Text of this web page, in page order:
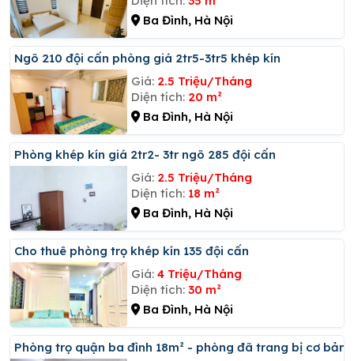
Ba Đình, Hà Nội
Ngõ 210 đội cấn phòng giá 2tr5-3tr5 khép kín
Giá: 2.5 Triệu/Tháng
Diện tích: 20 m²
Ba Đình, Hà Nội
Phòng khép kín giá 2tr2- 3tr ngõ 285 đội cấn
Giá: 2.5 Triệu/Tháng
Diện tích: 18 m²
Ba Đình, Hà Nội
Cho thuê phòng trọ khép kín 135 đội cấn
Giá: 4 Triệu/Tháng
Diện tích: 30 m²
Ba Đình, Hà Nội
Phòng trọ quận ba đình 18m² - phòng đã trang bị cơ bản